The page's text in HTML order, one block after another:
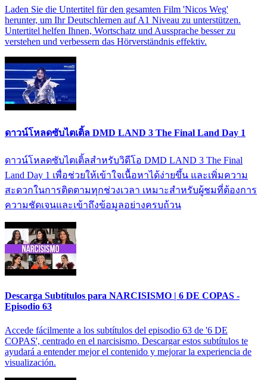
Laden Sie die Untertitel für den gesamten Film 'Nicos Weg'
herunter, um Ihr Deutschlernen auf A1 Niveau zu unterstützen.
Untertitel helfen Ihnen, Wortschatz und Aussprache besser zu
verstehen und verbessern das Hörverständnis effektiv.
ดาวน์โหลดซับไตเติ้ล DMD LAND 3 The Final Land Day 1
ดาวน์โหลดซับไตเติ้ลสำหรับวิดีโอ DMD LAND 3 The Final
Land Day 1 เพื่อช่วยให้เข้าใจเนื้อหาได้ง่ายขึ้น และเพิ่มความ
สะดวกในการติดตามทุกช่วงเวลา เหมาะสำหรับผู้ชมที่ต้องการ
ความชัดเจนและเข้าถึงข้อมูลอย่างครบถ้วน
Descarga Subtítulos para NARCISISMO | 6 DE COPAS -
Episodio 63
Accede fácilmente a los subtítulos del episodio 63 de '6 DE
COPAS', centrado en el narcisismo. Descargar estos subtítulos te
ayudará a entender mejor el contenido y mejorar la experiencia de
visualización.